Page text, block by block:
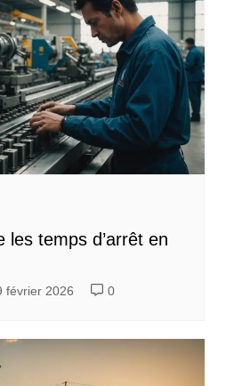
les temps d’arrêt en
février 2026 0